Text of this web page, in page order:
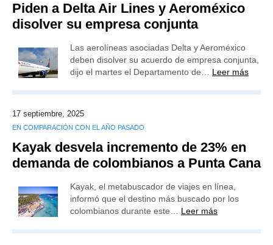
Piden a Delta Air Lines y Aeroméxico
disolver su empresa conjunta
Las aerolíneas asociadas Delta y Aeroméxico
deben disolver su acuerdo de empresa conjunta,
dijo el martes el Departamento de… Leer más
17 septiembre, 2025
EN COMPARACIÓN CON EL AÑO PASADO
Kayak desvela incremento de 23% en
demanda de colombianos a Punta Cana
Kayak, el metabuscador de viajes en línea,
informó que el destino más buscado por los
colombianos durante este… Leer más